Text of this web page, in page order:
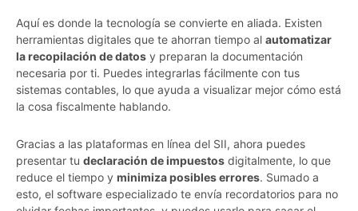
Aquí es donde la tecnología se convierte en aliada. Existen
herramientas digitales que te ahorran tiempo al automatizar
la recopilación de datos y preparan la documentación
necesaria por ti. Puedes integrarlas fácilmente con tus
sistemas contables, lo que ayuda a visualizar mejor cómo está
la cosa fiscalmente hablando.
Gracias a las plataformas en línea del SII, ahora puedes
presentar tu declaración de impuestos digitalmente, lo que
reduce el tiempo y minimiza posibles errores. Sumado a
esto, el software especializado te envía recordatorios para no